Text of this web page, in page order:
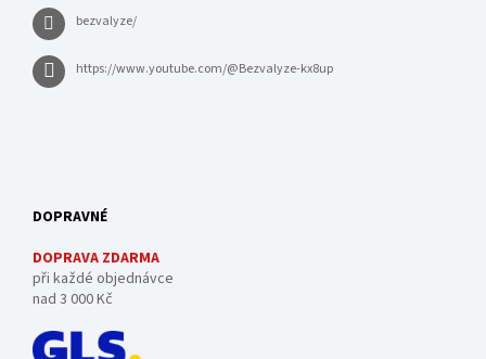
bezvalyze/
https://www.youtube.com/@Bezvalyze-kx8up
DOPRAVNÉ
DOPRAVA ZDARMA
při každé objednávce
nad 3 000 Kč